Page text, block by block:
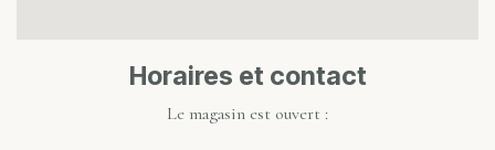
Horaires et contact
Le magasin est ouvert :